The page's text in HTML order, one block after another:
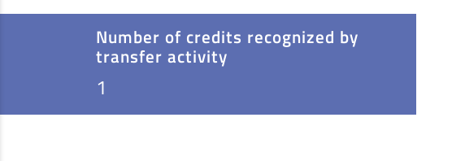
Number of credits recognized by
transfer activity
1